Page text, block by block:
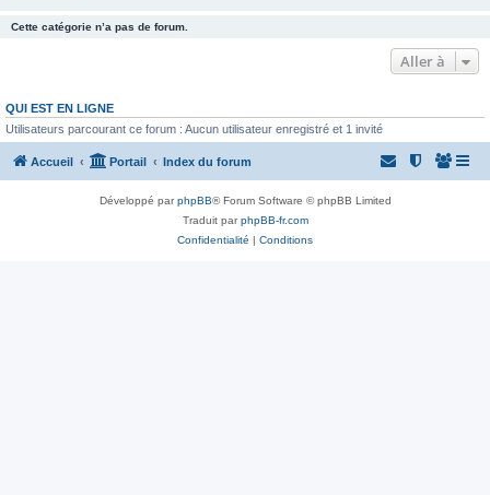
Cette catégorie n’a pas de forum.
Aller à
QUI EST EN LIGNE
Utilisateurs parcourant ce forum : Aucun utilisateur enregistré et 1 invité
Accueil Portail Index du forum
Développé parphpBB® Forum Software © phpBB Limited
Traduit parphpBB-fr.com
Confidentialité | Conditions